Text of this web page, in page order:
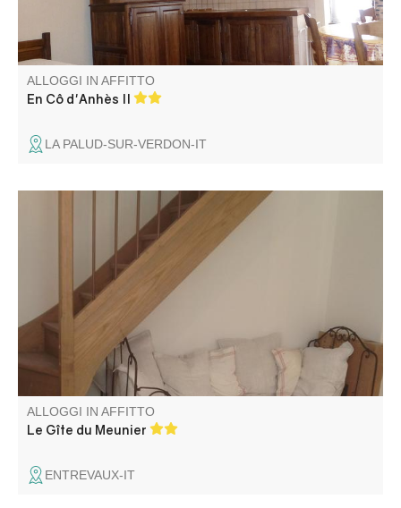
ALLOGGI IN AFFITTO
En Cô d'Anhès II
LA PALUD-SUR-VERDON-IT
E se dormiste nell'antica dimora del mugnaio? Un vero e
proprio bozzolo vi aspetta per un soggiorno atipico di
fronte alla Cittadella di Entrevaux. Connubio tra pietra,
legno e metallo, rustico e moderno al tempo stesso,
questo gîte vi regalerà il massimo del comfort.
ALLOGGI IN AFFITTO
Le Gîte du Meunier
ENTREVAUX-IT